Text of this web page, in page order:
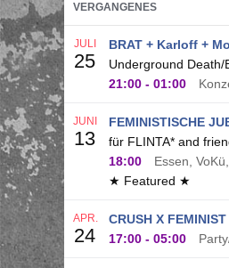
VERGANGENES
BRAT + Karloff +
Underground
21:00 - 01:00
JULI
25
FEMINISTISCHE
für FLINTA* and
18:00
Essen,
★ Featured ★
JUNI
13
CRUSH X
17:00 - 05:00
APR.
24